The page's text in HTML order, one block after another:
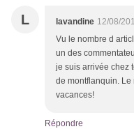
L lavandine 12/08/
Vu le nombre d
un des
je suis arrivée chez
de montflanquin. Le
vacances!
Répondre